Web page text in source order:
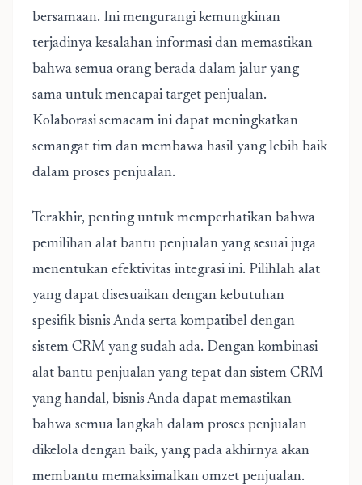
bersamaan. Ini mengurangi kemungkinan
terjadinya kesalahan informasi dan memastikan
bahwa semua orang berada dalam jalur yang
sama untuk mencapai target penjualan.
Kolaborasi semacam ini dapat meningkatkan
semangat tim dan membawa hasil yang lebih baik
dalam proses penjualan.
Terakhir, penting untuk memperhatikan bahwa
pemilihan alat bantu penjualan yang sesuai juga
menentukan efektivitas integrasi ini. Pilihlah alat
yang dapat disesuaikan dengan kebutuhan
spesifik bisnis Anda serta kompatibel dengan
sistem CRM yang sudah ada. Dengan kombinasi
alat bantu penjualan yang tepat dan sistem CRM
yang handal, bisnis Anda dapat memastikan
bahwa semua langkah dalam proses penjualan
dikelola dengan baik, yang pada akhirnya akan
membantu memaksimalkan omzet penjualan.